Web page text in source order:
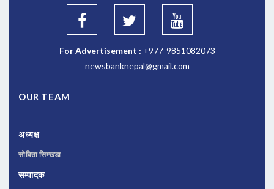
For Advertisement : +977-9851082073
newsbanknepal@gmail.com
OUR TEAM
अध्यक्ष
सोविता सिम्खडा
सम्पादक